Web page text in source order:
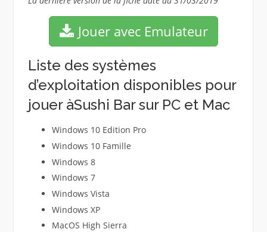
Jouer avec Emulateur
Liste des systèmes
d’exploitation disponibles pour
jouer àSushi Bar sur PC et Mac
Windows 10 Edition Pro
Windows 10 Famille
Windows 8
Windows 7
Windows Vista
Windows XP
MacOS High Sierra